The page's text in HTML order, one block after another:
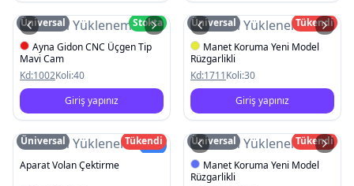
Resim Yüklenemedi
Üniversal
Stokta
Ayna Gidon CNC Üçgen Tip
Mavi Cam
Kd:1002Koli:40
Giriş yapınız
Resim Yüklenemedi
Üniversal
Tükendi
Manet Koruma Yeni Model
Rüzgarlikli
Kd:1711Koli:30
Giriş yapınız
Resim YüklenemediYeni
Üniversal
Tükendi
Aparat Volan Çektirme
Resim Yüklenemedi
Üniversal
Tükendi
Manet Koruma Yeni Model
Rüzgarlikli